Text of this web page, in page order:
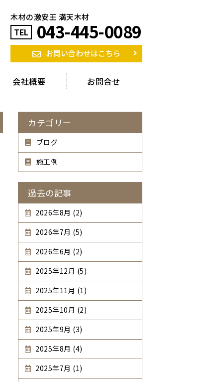
木材の激安王 満天木材
TEL 043-445-0089
お問い合わせはこちら
会社概要 お問合せ
カテゴリー
ブログ
施工例
過去の記事
2026年8月 (2)
2026年7月 (5)
2026年6月 (2)
2025年12月 (5)
2025年11月 (1)
2025年10月 (2)
2025年9月 (3)
2025年8月 (4)
2025年7月 (1)